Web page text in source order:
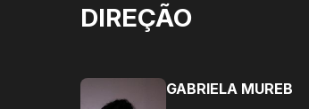
DIREÇÃO
GABRIELA MUREB